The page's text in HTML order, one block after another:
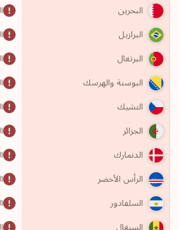
البحرين
البرازيل
البرتغال
البوسنة والهرسك
التشيك
الجزائر
الدنمارك
الرأس الأخضر
السلفادور